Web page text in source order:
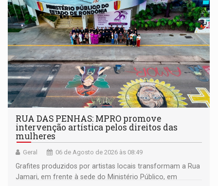
RUA DAS PENHAS: MPRO promove
intervenção artística pelos direitos das
mulheres
Geral 06 de Agosto de 2026 às 08:49
Grafites produzidos por artistas locais transformam a Rua
Jamari, em frente à sede do Ministério Público, em